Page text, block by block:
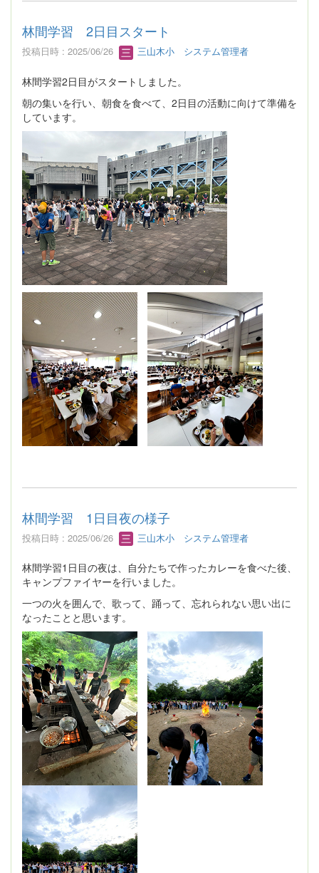
林間学習 2日目スタート
投稿日時 : 2025/06/26 三山木小 システム管理者
林間学習2日目がスタートしました。
朝の集いを行い、朝食を食べて、2日目の活動に向けて準備を
しています。
林間学習 1日目夜の様子
投稿日時 : 2025/06/26 三山木小 システム管理者
林間学習1日目の夜は、自分たちで作ったカレーを食べた後、
キャンプファイヤーを行いました。
一つの火を囲んで、歌って、踊って、忘れられない思い出に
なったことと思います。